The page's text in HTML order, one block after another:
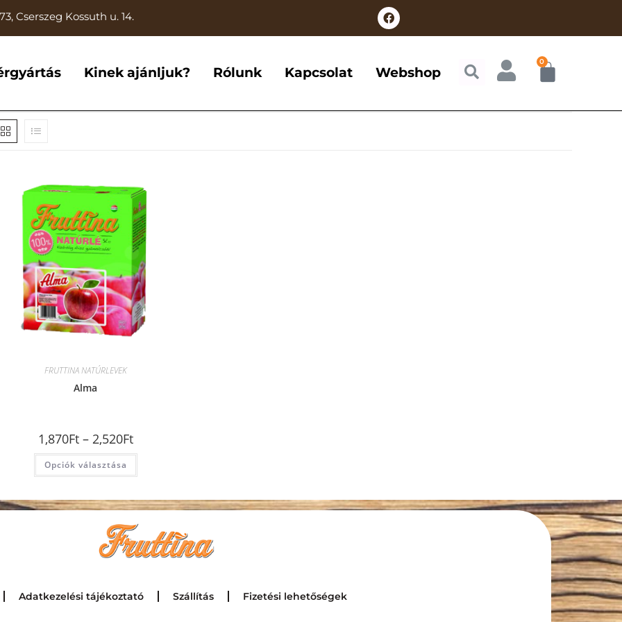
Cserszeg Kossuth u. 14.
Kinek ajánljuk? Rólunk Kapcsolat Webshop
0
FRUTTINA NATÚRLEVEK
Alma
1,870Ft– 2,520Ft
Opciók választása
Adatkezelési tájékoztató Szállítás Fizetési lehetőségek